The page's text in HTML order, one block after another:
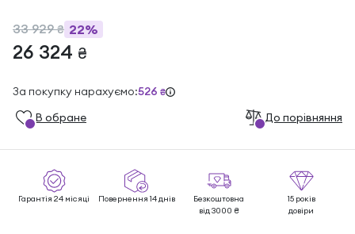
33 929₴ 22%
26 324 ₴
За покупку нарахуємо:526 ₴
В обране До порівняння
Гарантія 24 місяці Повернення 14 днів
Безкоштовна
від 3000 ₴
15 років
довіри